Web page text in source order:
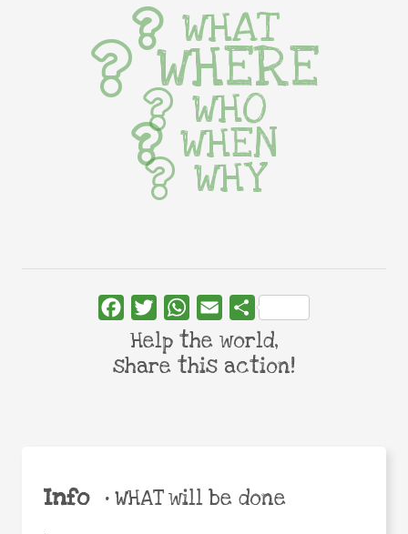
Info •WHAT will be done
WHAT
WHERE
WHO
WHEN
WHY
FacebookTwitterWhatsApp
Email Share
Help the world,
share this action!